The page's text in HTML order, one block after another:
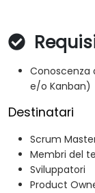
Conoscenza
e/o Kanban)
Destinatari
Scrum
Membri del
Sviluppatori
Product